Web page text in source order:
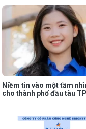
Niềm tin vào một tầm
cho thành phố đầu tàu